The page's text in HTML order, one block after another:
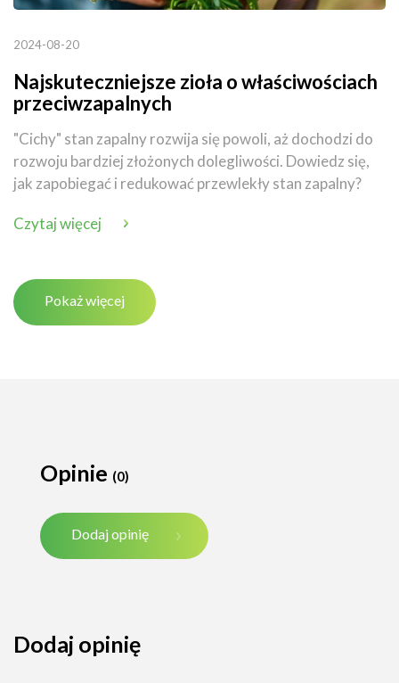
2024-08-20
Najskuteczniejsze zioła o właściwościach
przeciwzapalnych
"Cichy" stan zapalny rozwija się powoli, aż dochodzi do
rozwoju bardziej złożonych dolegliwości. Dowiedz się,
jak zapobiegać i redukować przewlekły stan zapalny?
Czytaj więcej
Pokaż więcej
Opinie (0)
Dodaj opinię
Dodaj opinię